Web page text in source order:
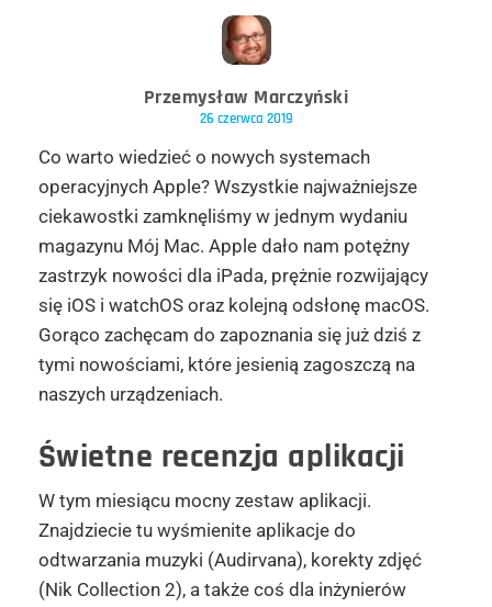
Przemysław Marczyński
26 czerwca 2019
Co warto wiedzieć o nowych systemach
operacyjnych Apple? Wszystkie najważniejsze
ciekawostki zamknęliśmy w jednym wydaniu
magazynu Mój Mac. Apple dało nam potężny
zastrzyk nowości dla iPada, prężnie rozwijający
się iOS i watchOSoraz kolejną odsłonę macOS.
Gorąco zachęcam do zapoznania się już dziś z
tymi nowościami, które jesienią zagoszczą na
naszych urządzeniach.
Świetne recenzja aplikacji
W tym miesiącu mocny zestaw aplikacji.
Znajdziecie tu wyśmienite aplikacje do
odtwarzania muzyki (Audirvana), korekty zdjęć
(Nik Collection2), a także coś dla inżynierów